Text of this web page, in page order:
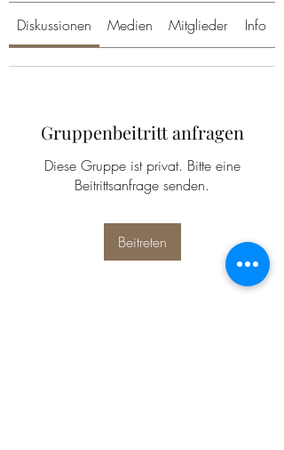
Diskussionen Medien Mitglieder Info
Gruppenbeitritt anfragen
Diese Gruppe ist privat. Bitte eine
Beitrittsanfrage senden.
Beitreten